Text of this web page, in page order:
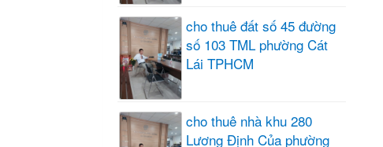
cho thuê đất số 45 đường
số 103 TML phường Cát
Lái TPHCM
cho thuê nhà khu 280
Lương Định Của phường